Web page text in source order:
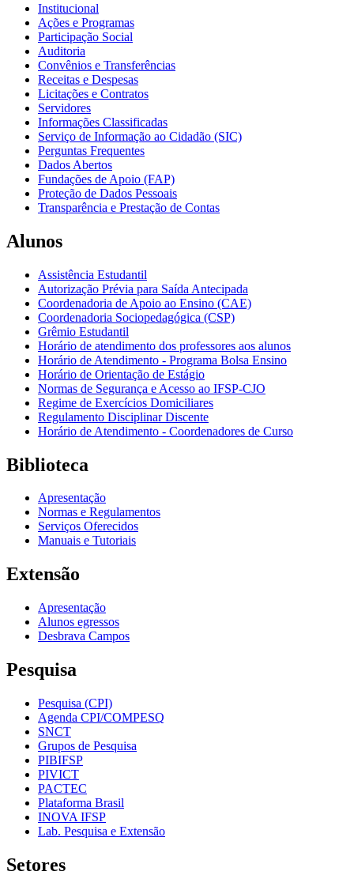
Institucional
Ações e Programas
Participação Social
Auditoria
Convênios e Transferências
Receitas e Despesas
Licitações e Contratos
Servidores
Informações Classificadas
Serviço de Informação ao Cidadão (SIC)
Perguntas Frequentes
Dados Abertos
Fundações de Apoio (FAP)
Proteção de Dados Pessoais
Transparência e Prestação de Contas
Alunos
Assistência Estudantil
Autorização Prévia para Saída Antecipada
Coordenadoria de Apoio ao Ensino (CAE)
Coordenadoria Sociopedagógica (CSP)
Grêmio Estudantil
Horário de atendimento dos professores aos alunos
Horário de Atendimento - Programa Bolsa Ensino
Horário de Orientação de Estágio
Normas de Segurança e Acesso ao IFSP-CJO
Regime de Exercícios Domiciliares
Regulamento Disciplinar Discente
Horário de Atendimento - Coordenadores de Curso
Biblioteca
Apresentação
Normas e Regulamentos
Serviços Oferecidos
Manuais e Tutoriais
Extensão
Apresentação
Alunos egressos
Desbrava Campos
Pesquisa
Pesquisa (CPI)
Agenda CPI/COMPESQ
SNCT
Grupos de Pesquisa
PIBIFSP
PIVICT
PACTEC
Plataforma Brasil
INOVA IFSP
Lab. Pesquisa e Extensão
Setores